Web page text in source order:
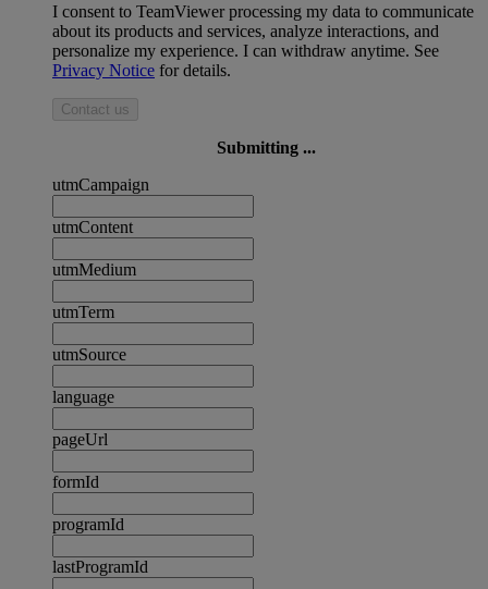
I consent to TeamViewer processing my data to communicate
about its products and services, analyze interactions, and
personalize my experience. I can withdraw anytime. See
Privacy Notice for details.
Contact us
Submitting ...
utmCampaign
utmContent
utmMedium
utmTerm
utmSource
language
pageUrl
formId
programId
lastProgramId